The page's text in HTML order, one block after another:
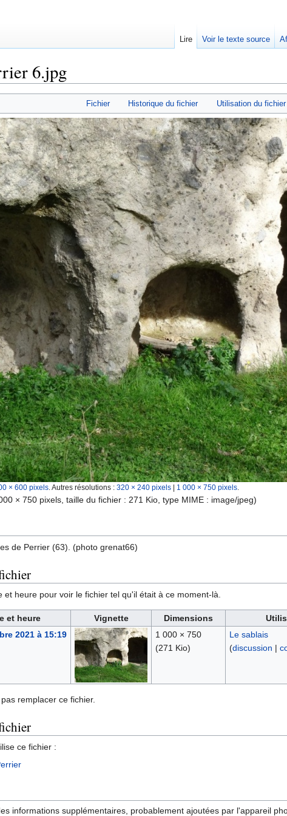
6.jpg
Fichier Historique du fichier Utilisation du fichier
× 600 pixels Autres résolutions : 320 × 240 pixels 1 000 × 750 pixels
× 750 pixels, taille du fichier : 271 Kio, type MIME : image/jpeg)
de Perrier (63). (photo grenat66)
et heure pour voir le fichier tel qu'il était à ce moment-là.
et heure Vignette Dimensions
2021 à 15:19
1 000 × 750
(271 Kio)
Le sablais
(discussion |
remplacer ce fichier.
ce fichier :
informations supplémentaires, probablement ajoutées par l'appareil
Lire Voir le texte source